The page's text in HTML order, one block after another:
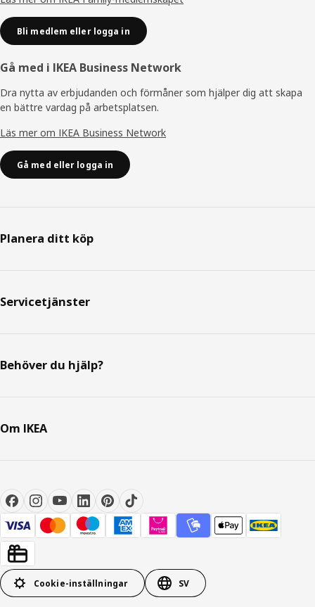
Bli medlem eller logga in
Gå med i IKEA Business Network
Dra nytta av erbjudanden och förmåner som hjälper dig att skapa
en bättre vardag på arbetsplatsen.
Läs mer om IKEA Business Network
Gå med eller logga in
Planera ditt köp
Servicetjänster
Behöver du hjälp?
Om IKEA
Cookie-inställningar SV